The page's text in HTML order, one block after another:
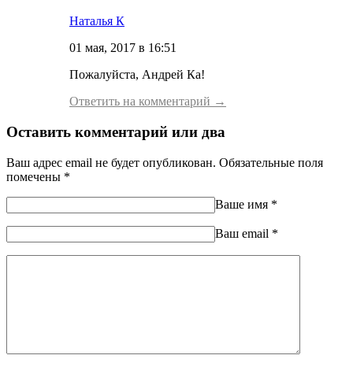
Наталья К
01 мая, 2017 в 16:51
Пожалуйста, Андрей Ка!
Ответить на комментарий →
Оставить комментарий или два
Ваш адрес email не будет опубликован. Обязательные поля
помечены *
Ваше имя *
Ваш еmail *